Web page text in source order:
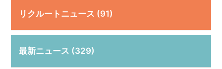
リクルートニュース (91)
最新ニュース (329)